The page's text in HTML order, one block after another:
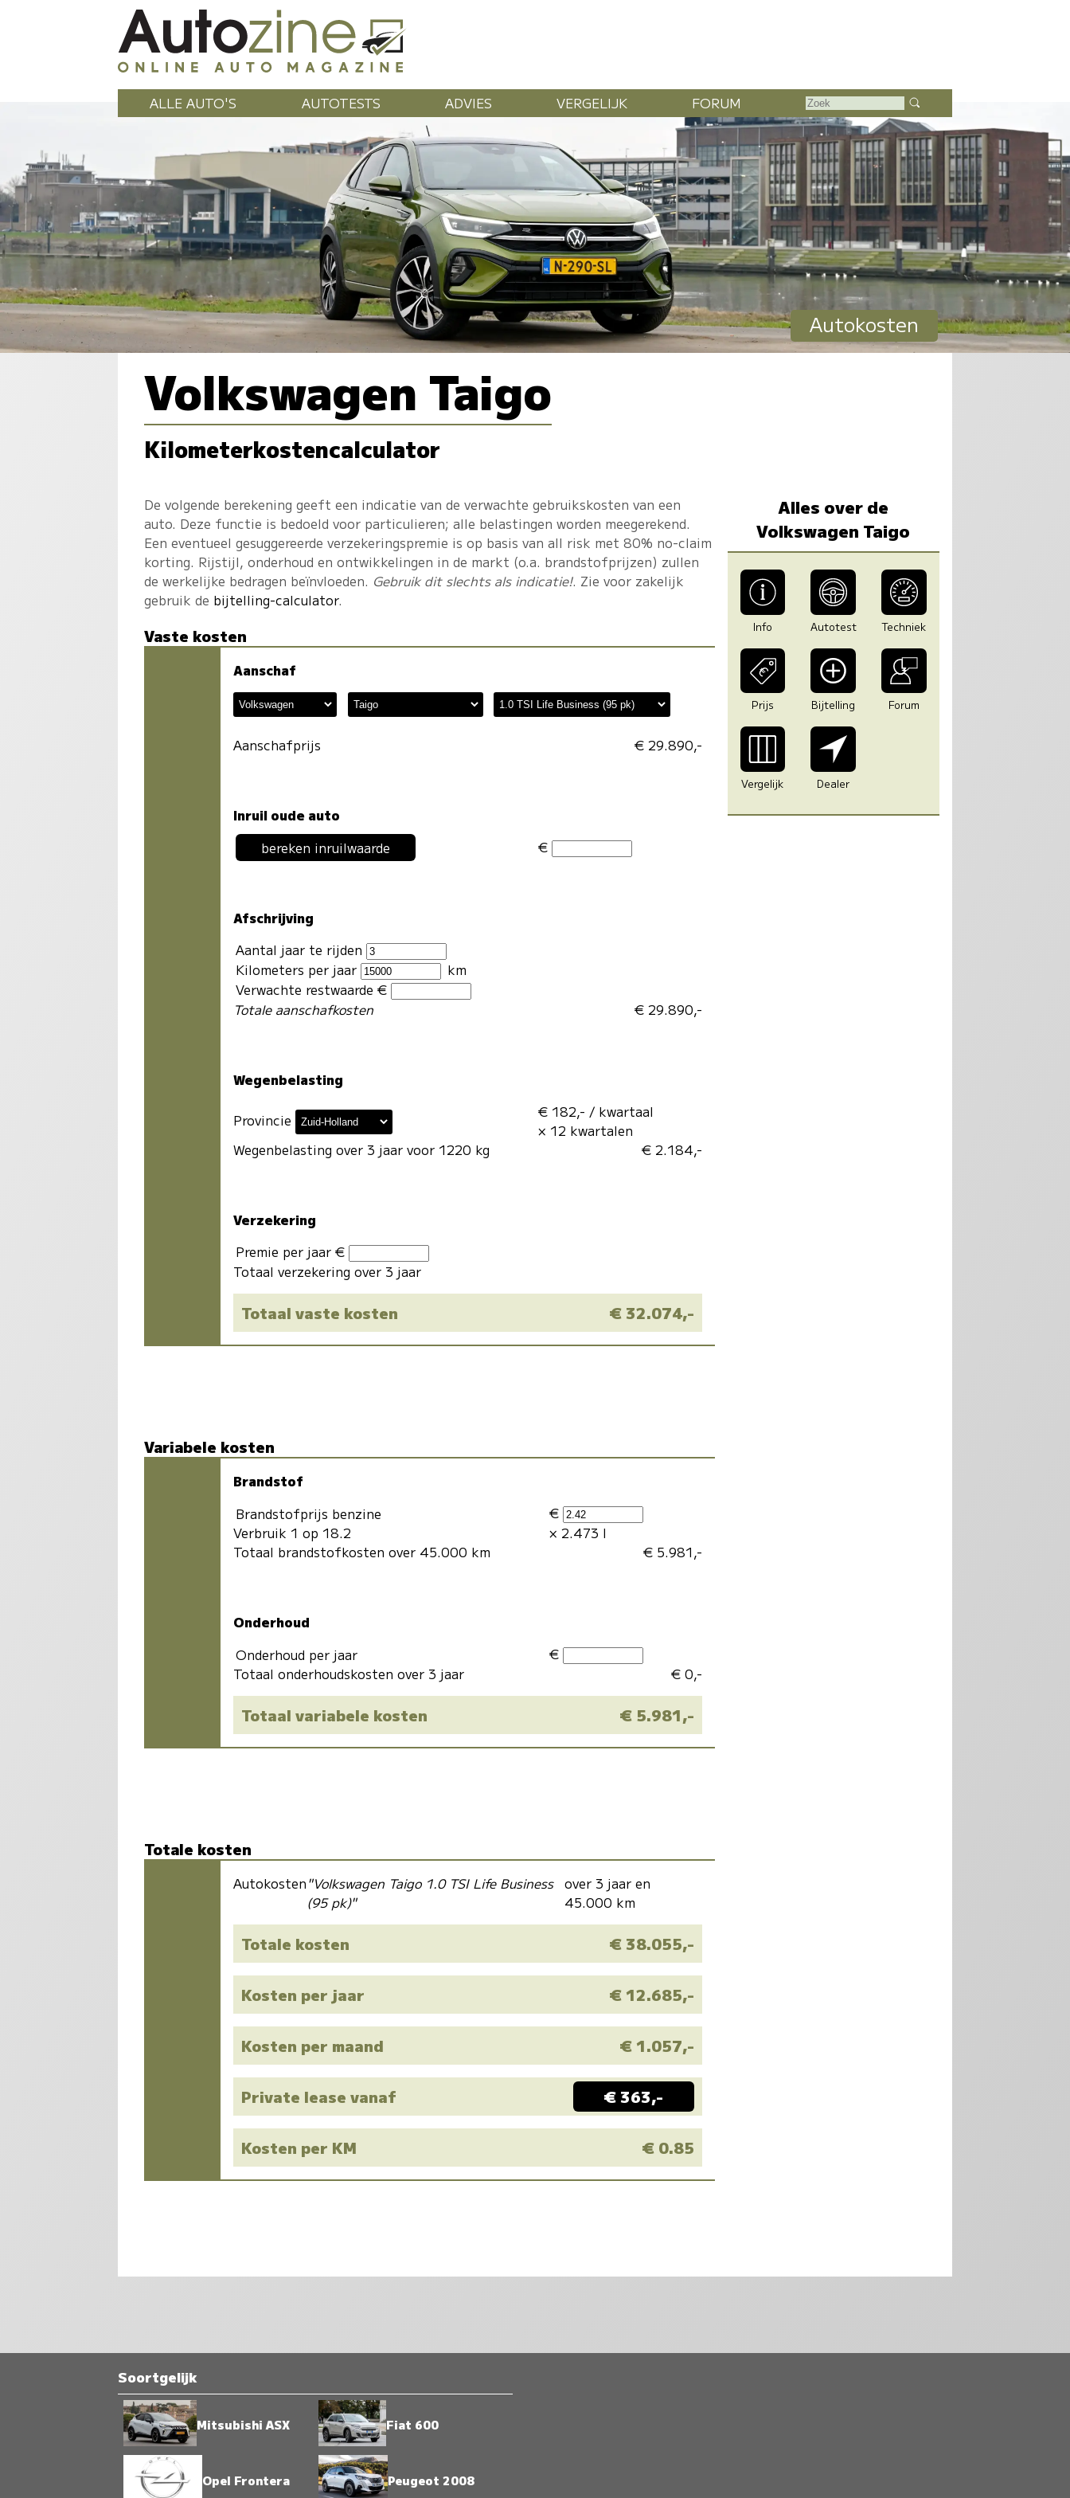
ALLE AUTO'S AUTOTESTS ADVIES VERGELIJK FORUM
Autokosten
Volkswagen Taigo
Kilometerkostencalculator
De volgende berekening geeft een indicatie van de verwachte gebruikskosten van een
auto. Deze functie is bedoeld voor particulieren; alle belastingen worden meegerekend.
Een eventueel gesuggereerde verzekeringspremie is op basis van all risk met 80% no-claim
korting. Rijstijl, onderhoud en ontwikkelingen in de markt (o.a. brandstofprijzen) zullen
de werkelijke bedragen beïnvloeden. Gebruik dit slechts als indicatie!. Zie voor zakelijk
gebruik de bijtelling-calculator.
Vaste kosten
Aanschaf
Aanschafprijs € 29.890,-
Inruil oude auto
bereken inruilwaarde
€
Afschrijving
Aantal jaar te rijden
Kilometers per jaar
km
Verwachte restwaarde €
Totale aanschafkosten
€ 29.890,-
Wegenbelasting
Provincie
Wegenbelasting over 3 jaar voor 1220 kg
€ 182,- / kwartaal
× 12 kwartalen
€ 2.184,-
Verzekering
Premie per jaar €
Totaal verzekering over 3 jaar
Totaal vaste kosten € 32.074,-
Variabele kosten
Brandstof
Brandstofprijs benzine
Verbruik 1 op 18.2
Totaal brandstofkosten over 45.000 km
€
× 2.473 l
€ 5.981,-
Onderhoud
Onderhoud per jaar
Totaal onderhoudskosten over 3 jaar
€
€ 0,-
Totaal variabele kosten € 5.981,-
Totale kosten
Autokosten"Volkswagen Taigo 1.0 TSI Life Business
(95 pk)"
over 3 jaar en
45.000 km
Totale kosten € 38.055,-
Kosten per jaar € 12.685,-
Kosten per maand € 1.057,-
Private lease vanaf € 363,-
Kosten per KM € 0.85
Alles over de
Volkswagen Taigo
Info Autotest Techniek
Prijs Bijtelling Forum
Vergelijk Dealer
Soortgelijk
Mitsubishi ASX Fiat 600
Opel Frontera Peugeot 2008